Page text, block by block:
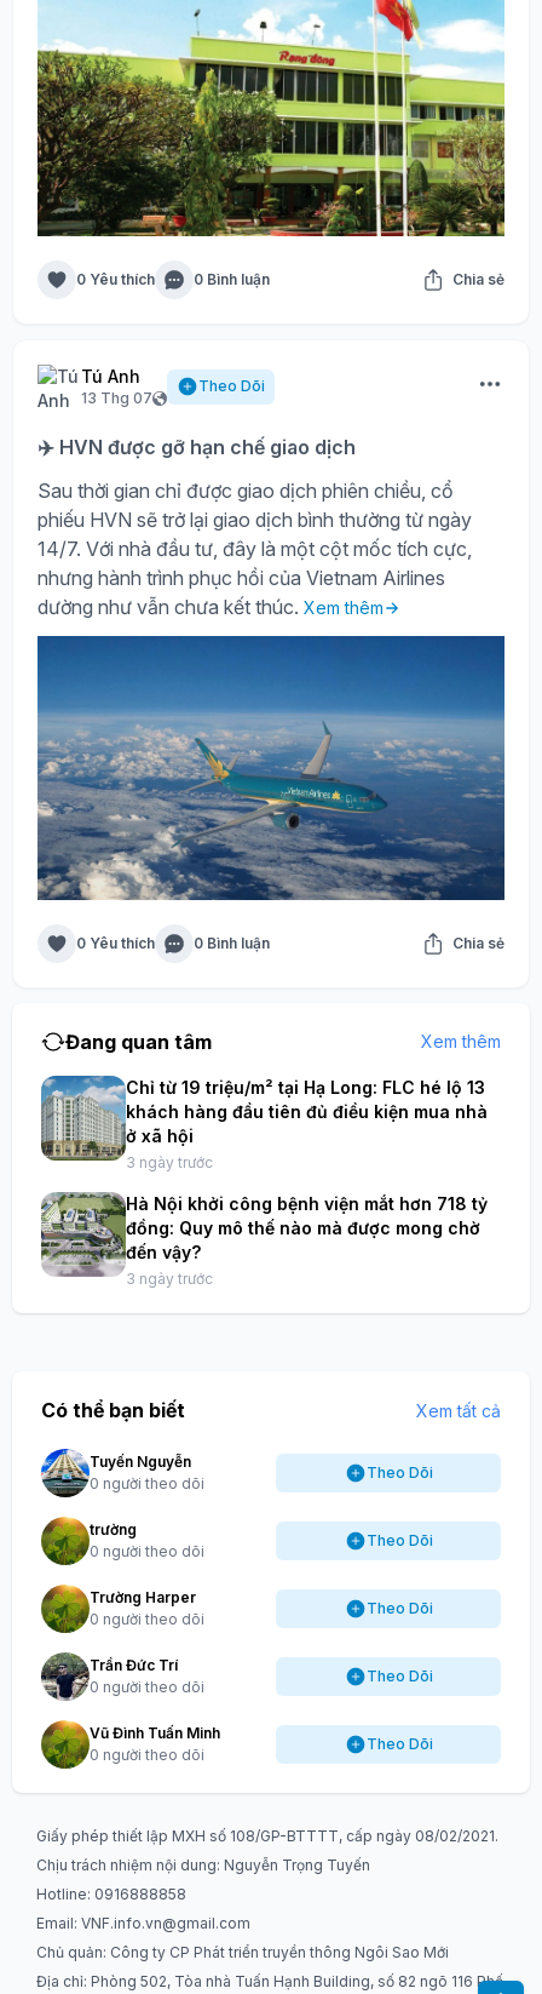
0 Yêu thích 0 Bình luận Chia sẻ
Tú Anh
13 Thg 07
Theo Dõi
✈️ HVN được gỡ hạn chế giao dịch
Sau thời gian chỉ được giao dịch phiên chiều, cổ
phiếu HVN sẽ trở lại giao dịch bình thường từ ngày
14/7. Với nhà đầu tư, đây là một cột mốc tích cực,
nhưng hành trình phục hồi của Vietnam Airlines
dường như vẫn chưa kết thúc. Xem thêm
0 Yêu thích 0 Bình luận Chia sẻ
Đang quan tâm Xem thêm
Chỉ từ 19 triệu/m² tại Hạ Long: FLC hé lộ 13
khách hàng đầu tiên đủ điều kiện mua nhà
ở xã hội
3 ngày trước
Hà Nội khởi công bệnh viện mắt hơn 718 tỷ
đồng: Quy mô thế nào mà được mong chờ
đến vậy?
3 ngày trước
Có thể bạn biết Xem tất cả
Tuyến Nguyễn
0 người theo dõi
Theo Dõi
trường
0 người theo dõi
Theo Dõi
Trường Harper
0 người theo dõi
Theo Dõi
Trần Đức Trí
0 người theo dõi
Theo Dõi
Vũ Đình Tuấn Minh
0 người theo dõi
Theo Dõi
Giấy phép thiết lập MXH số 108/GP-BTTTT, cấp ngày 08/02/2021.
Chịu trách nhiệm nội dung: Nguyễn Trọng Tuyến
Hotline: 0916888858
Email: VNF.info.vn@gmail.com
Chủ quản: Công ty CP Phát triển truyền thông Ngôi Sao Mới
Địa chỉ: Phòng 502, Tòa nhà Tuấn Hạnh Building, số 82 ngõ 116 Phố